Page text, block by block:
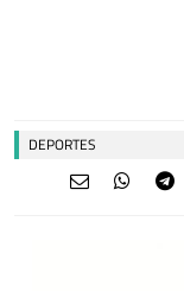
DEPORTES